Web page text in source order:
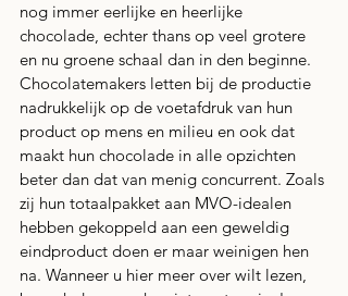
nog immer eerlijke en heerlijke
chocolade, echter thans op veel grotere
en nu groene schaal dan in den beginne.
Chocolatemakers letten bij de productie
nadrukkelijk op de voetafdruk van hun
product op mens en milieu en ook dat
maakt hun chocolade in alle opzichten
beter dan dat van menig concurrent. Zoals
zij hun totaalpakket aan MVO-idealen
hebben gekoppeld aan een geweldig
eindproduct doen er maar weinigen hen
na. Wanneer u hier meer over wilt lezen,